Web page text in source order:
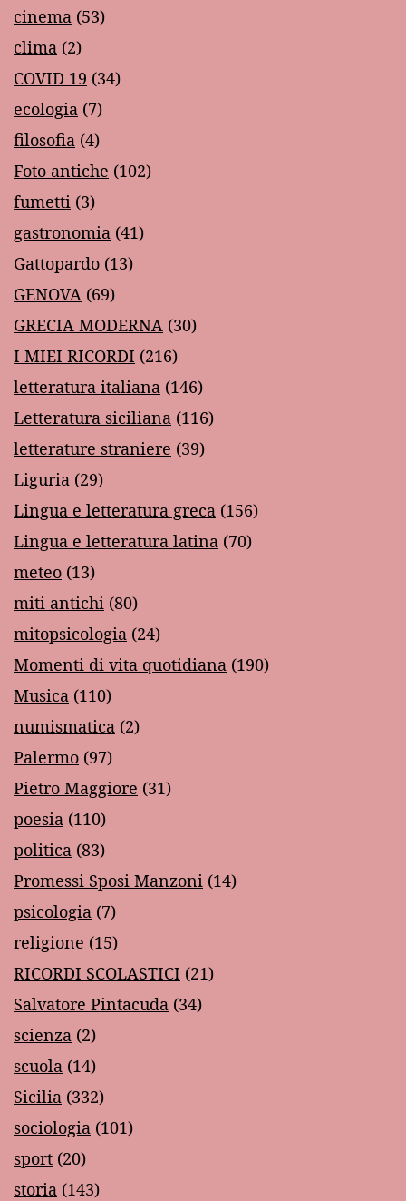
cinema (53)
clima (2)
COVID 19 (34)
ecologia (7)
filosofia (4)
Foto antiche (102)
fumetti (3)
gastronomia (41)
Gattopardo (13)
GENOVA (69)
GRECIA MODERNA (30)
I MIEI RICORDI (216)
letteratura italiana (146)
Letteratura siciliana (116)
letterature straniere (39)
Liguria (29)
Lingua e letteratura greca (156)
Lingua e letteratura latina (70)
meteo (13)
miti antichi (80)
mitopsicologia (24)
Momenti di vita quotidiana (190)
Musica (110)
numismatica (2)
Palermo (97)
Pietro Maggiore (31)
poesia (110)
politica (83)
Promessi Sposi Manzoni (14)
psicologia (7)
religione (15)
RICORDI SCOLASTICI (21)
Salvatore Pintacuda (34)
scienza (2)
scuola (14)
Sicilia (332)
sociologia (101)
sport (20)
storia (143)